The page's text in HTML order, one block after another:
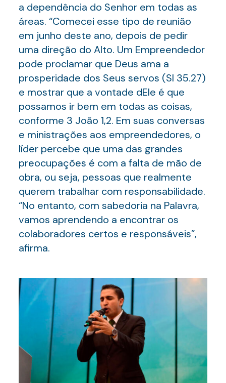
a dependência do Senhor em todas as
áreas. “Comecei esse tipo de reunião
em junho deste ano, depois de pedir
uma direção do Alto. Um Empreendedor
pode proclamar que Deus ama a
prosperidade dos Seus servos (Sl 35.27)
e mostrar que a vontade dEle é que
possamos ir bem em todas as coisas,
conforme 3 João 1,2. Em suas conversas
e ministrações aos empreendedores, o
líder percebe que uma das grandes
preocupações é com a falta de mão de
obra, ou seja, pessoas que realmente
querem trabalhar com responsabilidade.
“No entanto, com sabedoria na Palavra,
vamos aprendendo a encontrar os
colaboradores certos e responsáveis”,
afirma.